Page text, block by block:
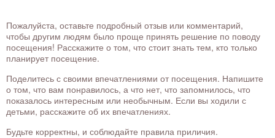
Пожалуйста, оставьте подробный отзыв или комментарий,
чтобы другим людям было проще принять решение по поводу
посещения! Расскажите о том, что стоит знать тем, кто только
планирует посещение.
Поделитесь с своими впечатлениями от посещения. Напишите
о том, что вам понравилось, а что нет, что запомнилось, что
показалось интересным или необычным. Если вы ходили с
детьми, расскажите об их впечатлениях.
Будьте корректны, и соблюдайте правила приличия.